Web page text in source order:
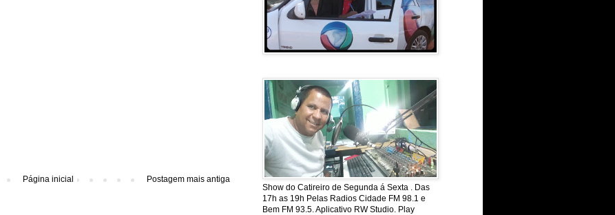
Postagem mais antiga
Página inicial
Show do Catireiro de Segunda á Sexta . Das
17h as 19h Pelas Radios Cidade FM 98.1 e
Bem FM 93.5. Aplicativo RW Studio. Play